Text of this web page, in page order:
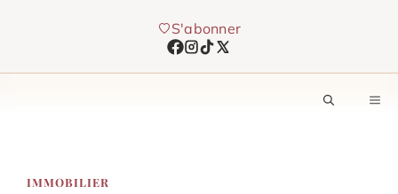
S'abonner
IMMOBILIER